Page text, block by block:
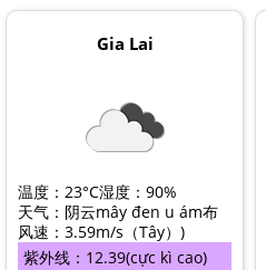
MÁY HÚT ẨM SHARP
MÁY HÚT ẨM EDISON
MÁY LỌC KHÔNG KHÍ COWAY
MÁY LỌC KHÔNG KHÍ PANASONIC
MÁY LỌC KHÔNG KHÍ Ô TÔ
MÁY HÚT ẨM SHARP
MÁY HÚT ẨM EDISON
ĐỒNG THÁP
KHÁNH HÒA
BẮC NINH
Gia Lai
温度： 23°C湿度： 90%
天气：阴云mây đen u ám布
风速： 3.59m/s （Tây） )
紫外线： 12.39(cực kì cao)